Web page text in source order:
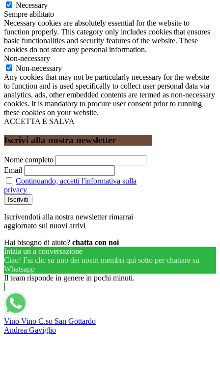
Necessary
Sempre abilitato
Necessary cookies are absolutely essential for the website to
function properly. This category only includes cookies that ensures
basic functionalities and security features of the website. These
cookies do not store any personal information.
Non-necessary
Non-necessary
Any cookies that may not be particularly necessary for the website
to function and is used specifically to collect user personal data via
analytics, ads, other embedded contents are termed as non-necessary
cookies. It is mandatory to procure user consent prior to running
these cookies on your website.
ACCETTA E SALVA
Iscrivi alla nostra newsletter
Nome completo
Email
Continuando, accetti l'informativa sulla
privacy
Iscrivendoti alla nostra newsletter rimarrai
aggiornato sui nuovi arrivi
Hai bisogno di aiuto? chatta con noi
Inizia un a conversazione
Ciao! Fai clic su uno dei nostri membri qui sotto per chattare su
Whatsapp
Il team risponde in genere in pochi minuti.
Vino Vino C.so San Gottardo
Andrea Gaviglio